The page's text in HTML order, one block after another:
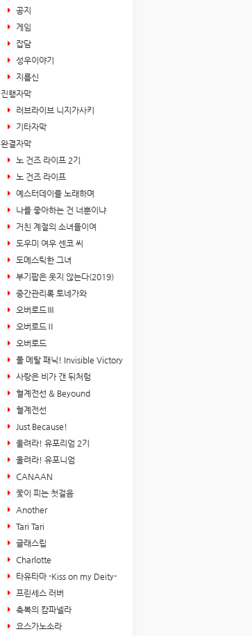
공지
게임
잡담
성우이야기
지름신
진행자막
러브라이브 니지가사키
기타자막
완결자막
노 건즈 라이프 2기
노 건즈 라이프
예스터데이를 노래하며
나를 좋아하는 건 너뿐이냐
거친 계절의 소녀들이여
도우미 여우 센코 씨
도메스틱한 그녀
부기팝은 웃지 않는다(2019)
중간관리록 토네가와
오버로드Ⅲ
오버로드Ⅱ
오버로드
풀 메탈 패닉! Invisible Victory
사랑은 비가 갠 뒤처럼
혈계전선 & Beyound
혈계전선
Just Because!
울려라! 유포리엄 2기
울려라! 유포니엄
CANAAN
꽃이 피는 첫걸음
Another
Tari Tari
글래스립
Charlotte
타유타마 -Kiss on my Deity-
프린세스 러버
축복의 캄파넬라
요스가노소라